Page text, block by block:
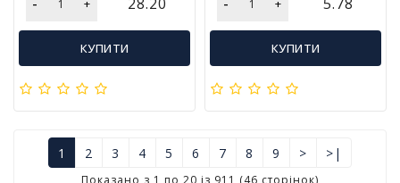
+
КУПИТИ
+
КУПИТИ
1 2 3 4 5 6 7 8 9 > >|
Показано з 1 по 20 із 911 (46 сторінок)